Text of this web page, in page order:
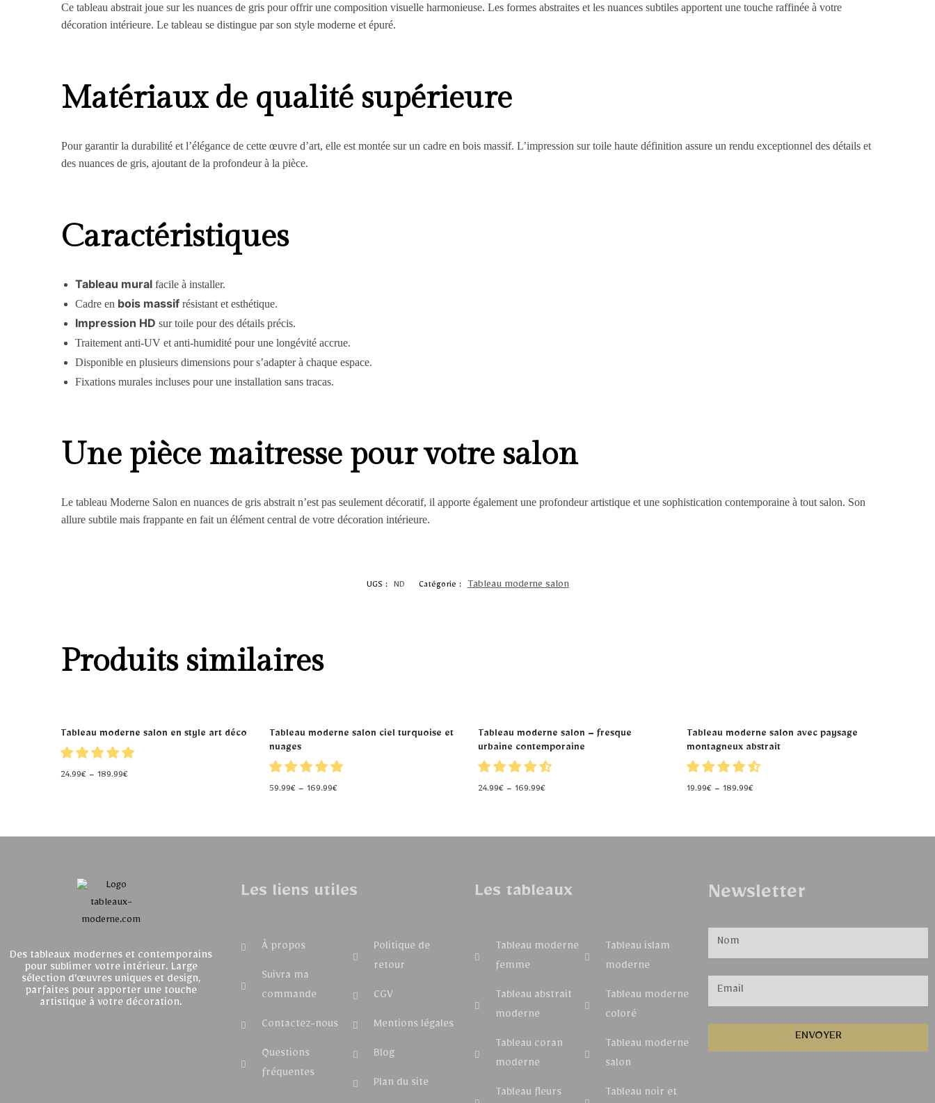
Ce tableau abstrait joue sur les nuances de gris pour offrir une composition visuelle harmonieuse. Les formes abstraites et les nuances subtiles apportent une touche raffinée à votre
décoration intérieure. Le tableau se distingue par son style moderne et épuré.
Matériaux de qualité supérieure
Pour garantir la durabilité et l’élégance de cette œuvre d’art, elle est montée sur un cadre en bois massif. L’impression sur toile haute définition assure un rendu exceptionnel des détails et
des nuances de gris, ajoutant de la profondeur à la pièce.
Caractéristiques
Tableau muralfacile à installer.
Cadre en bois massifrésistant et esthétique.
Impression HD sur toile pour des détails précis.
Traitement anti-UV et anti-humidité pour une longévité accrue.
Disponible en plusieurs dimensions pour s’adapter à chaque espace.
Fixations murales incluses pour une installation sans tracas.
Une pièce maitresse pour votre salon
Le tableau Moderne Salon en nuances de gris abstrait n’est pas seulement décoratif, il apporte également une profondeur artistique et une sophistication contemporaine à tout salon. Son
allure subtile mais frappante en fait un élément central de votre décoration intérieure.
UGS : ND Catégorie : Tableau moderne salon
Produits similaires
Tableau moderne salon en style art déco
24.99€ –189.99€
Tableau moderne salon ciel turquoise et
nuages
59.99€ – 169.99€
Tableau moderne salon – fresque
urbaine contemporaine
24.99€– 169.99€
Tableau moderne salon avec paysage
montagneux abstrait
19.99€– 189.99€
Des tableaux modernes et contemporains
pour sublimer votre intérieur. Large
sélection d'œuvres uniques et design,
parfaites pour apporter une touche
artistique à votre décoration.
Les liens utiles
À propos
Suivra ma
commande
Contactez-nous
Questions
fréquentes
Politique de
retour
CGV
Mentions légales
Blog
Plan du site
Les tableaux
Tableau moderne
femme
Tableau abstrait
moderne
Tableau coran
moderne
Tableau fleurs
Tableau islam
moderne
Tableau moderne
coloré
Tableau moderne
salon
Tableau noir et
Newsletter
ENVOYER